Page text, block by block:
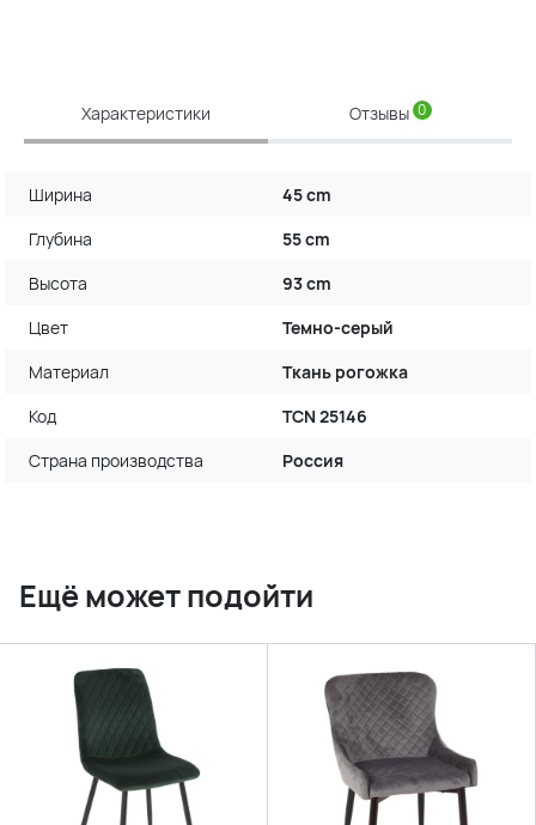
Характеристики Отзывы 0
Ширина
45 cm
Глубина
55 cm
Высота
93 cm
Цвет
Темно-серый
Материал
Ткань рогожка
Код
TCN 25146
Страна производства
Россия
Ещё может подойти